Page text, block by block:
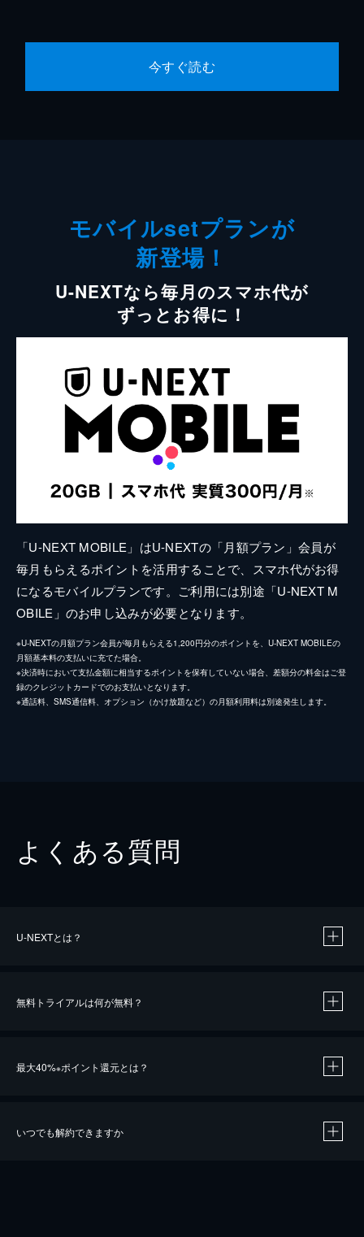
今すぐ読む
モバイルsetプランが
新登場！
U-NEXTなら毎月のスマホ代が
ずっとお得に！
「U-NEXT MOBILE」はU-NEXTの「月額プラン」会員が
毎月もらえるポイントを活用することで、スマホ代がお得
になるモバイルプランです。ご利用には別途「U-NEXT M
OBILE」のお申し込みが必要となります。
※U-NEXTの月額プラン会員が毎月もらえる1,200円分のポイントを、U-NEXT MOBILEの
月額基本料の支払いに充てた場合。
※決済時において支払金額に相当するポイントを保有していない場合、差額分の料金はご登
録のクレジットカードでのお支払いとなります。
※通話料、SMS通信料、オプション（かけ放題など）の月額利用料は別途発生します。
よくある質問
U-NEXTとは？
無料トライアルは何が無料？
最大40%※ポイント還元とは？
いつでも解約できますか